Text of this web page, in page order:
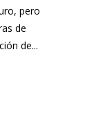
pero
de
de...